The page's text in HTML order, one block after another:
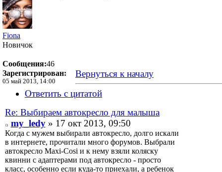
Fiona
Новичок
Сообщения:46
Зарегистрирован:
05 май 2013, 14:00
Вернуться к началу
Ответить с цитатой
Re: Выбираем автокресло для малыша
my_ledy» 17 окт 2013, 09:50
Когда с мужем выбирали автокресло, долго искали
в интернете, прочитали много форумов. Выбрали
автокресло Maxi-Cosi и к нему взяли коляску
квинни с адаптерами под автокресло - просто
класс, особенно если куда-то приехали, а ребенок